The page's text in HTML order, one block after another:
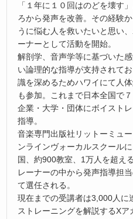
「１年に１０回はのどを壊す
ろから発声を改善。その経験
うに悩む人を救いたいと思い
ーナーとして活動を開始。
解剖学、音声学等に基づいた
い論理的な指導が支持されて
識を深めるためハワイにて人
も参加。これまで日本全国で
企業・大学・団体にボイスト
指導。
音楽専門出版社リットーミュ
ンラインヴォーカルスクール
国、約900教室、1万人を超え
レーナーの中から発声指導担
て選任される。
現在までの受講者は3,000人に
ストレーニングを解説するXア